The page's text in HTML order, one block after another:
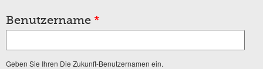
Benutzername *
Geben Sie Ihren Die Zukunft-Benutzernamen ein.